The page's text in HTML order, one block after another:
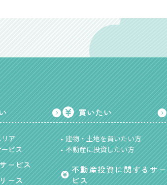
ア
ビス
ービス
ース
買いたい
建物・土地を買いたい方
不動産に投資したい方
不動産投資に関するサー
ビス